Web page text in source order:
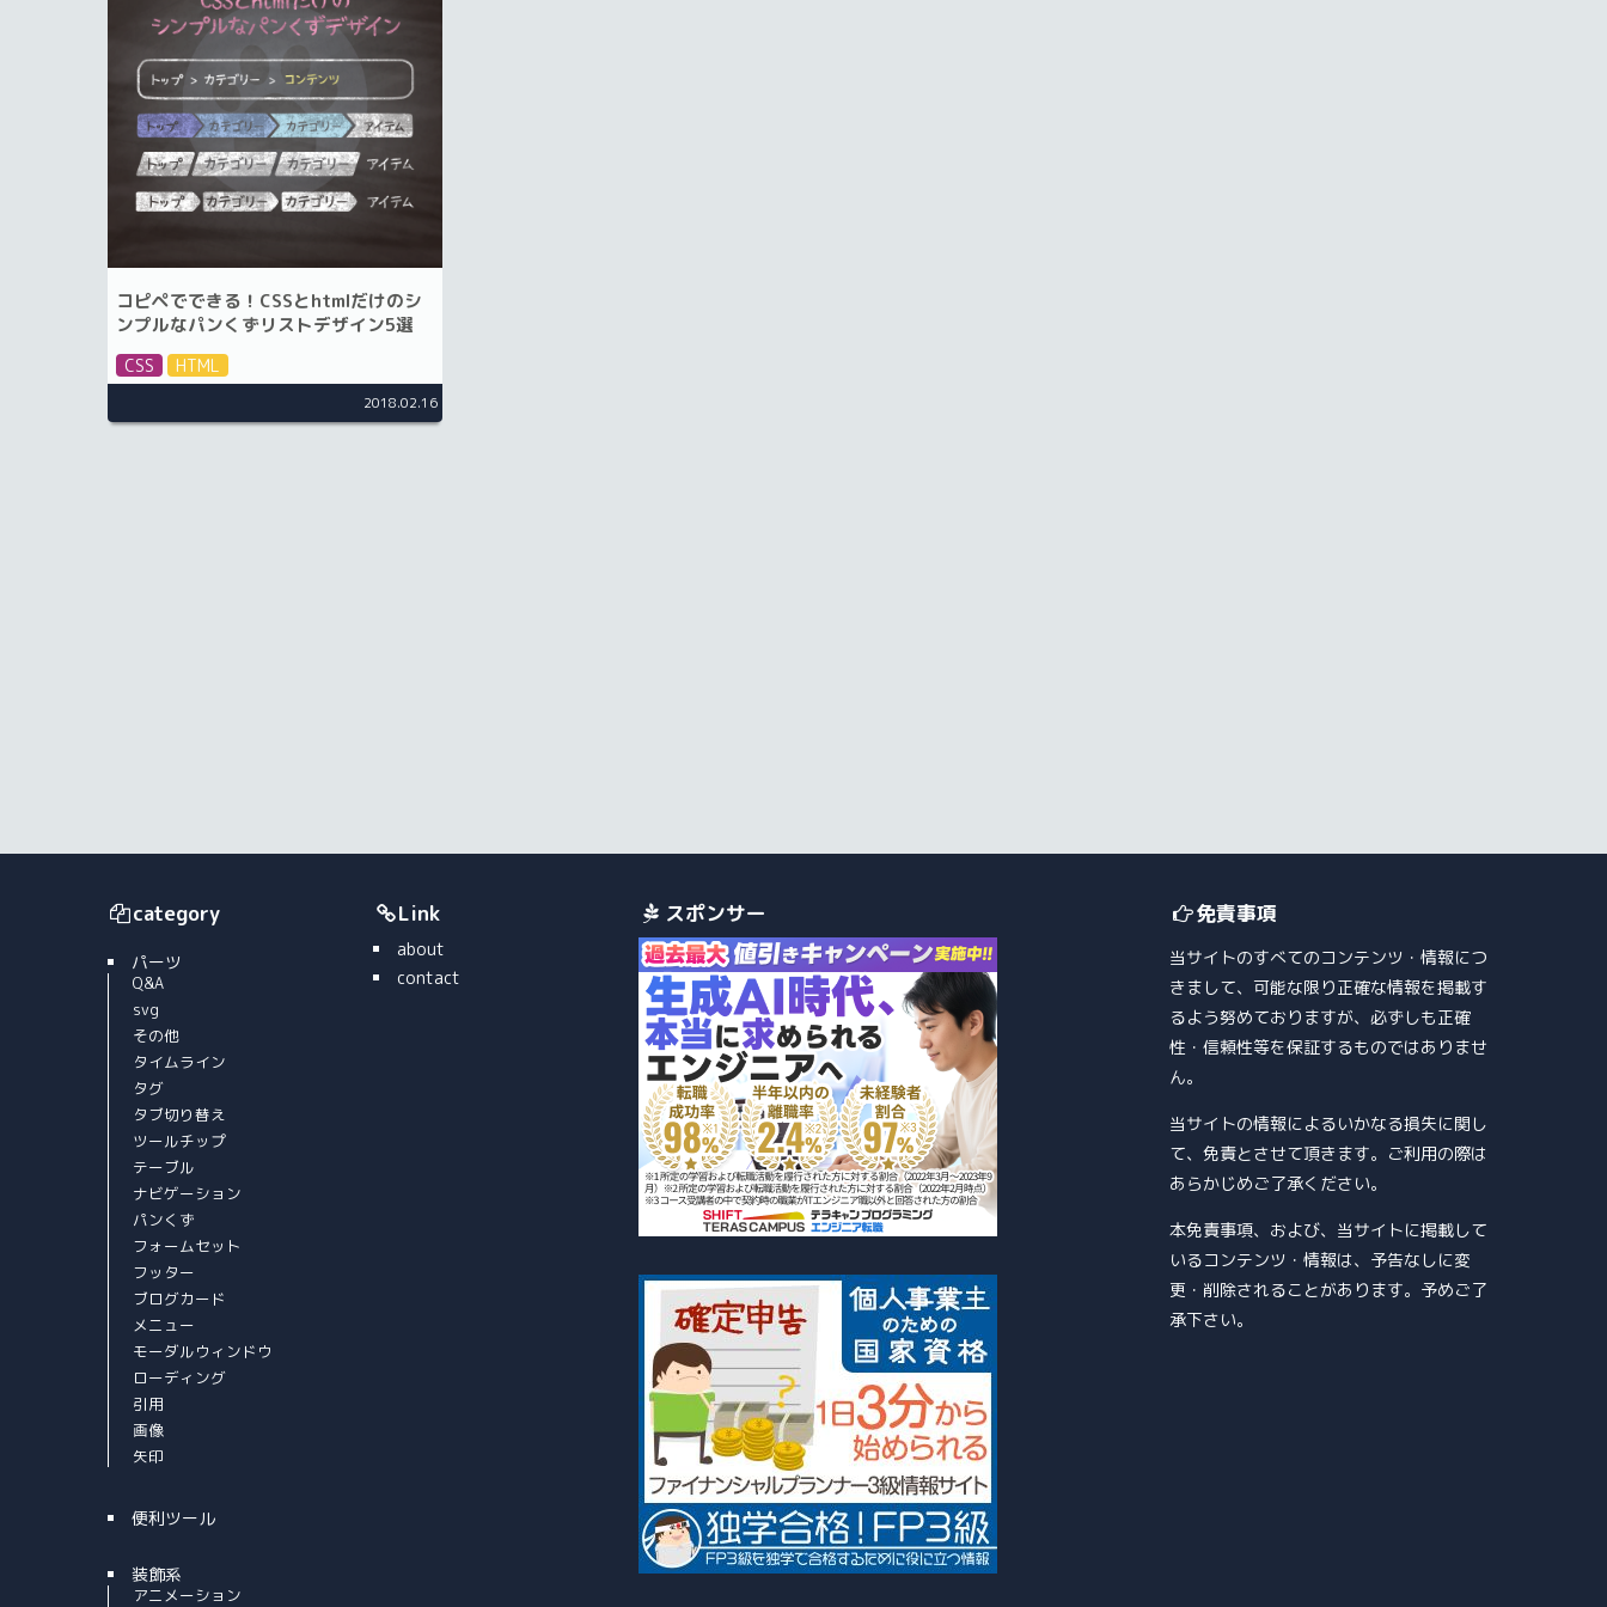
コピペでできる！CSSとhtmlだけのシ
ンプルなパンくずリストデザイン5選
CSS HTML
2018.02.16
category
パーツ
Q&A
svg
その他
タイムライン
タグ
タブ切り替え
ツールチップ
テーブル
ナビゲーション
パンくず
フォームセット
フッター
ブログカード
メニュー
モーダルウィンドウ
ローディング
引用
画像
矢印
便利ツール
装飾系
アニメーション
Link
about
contact
スポンサー 免責事項
当サイトのすべてのコンテンツ・情報につ
きまして、可能な限り正確な情報を掲載す
るよう努めておりますが、必ずしも正確
性・信頼性等を保証するものではありませ
ん。
当サイトの情報によるいかなる損失に関し
て、免責とさせて頂きます。ご利用の際は
あらかじめご了承ください。
本免責事項、および、当サイトに掲載して
いるコンテンツ・情報は、予告なしに変
更・削除されることがあります。予めご了
承下さい。